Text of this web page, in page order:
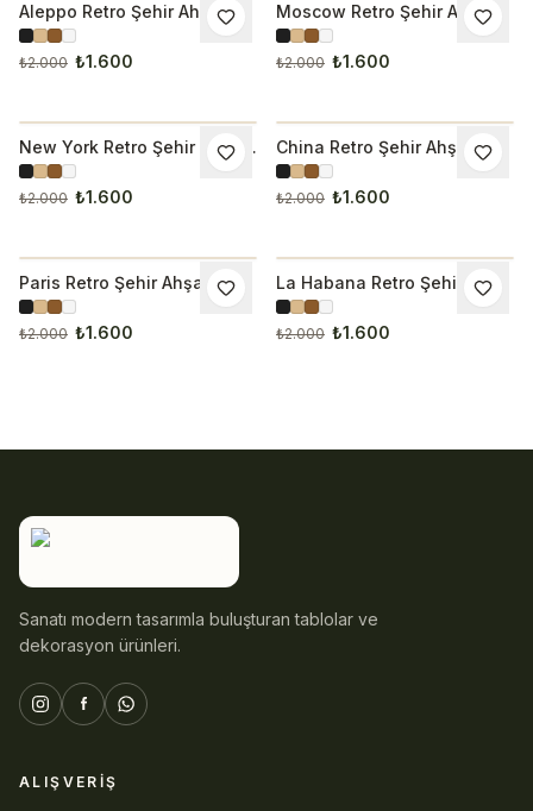
İNDIRIM
Aleppo Retro Şehir Ahşap
Çerçeveli Tablo
₺2.000 ₺1.600
İNDIRIM
Moscow Retro Şehir Ahşap
Çerçeveli Tablo
₺2.000 ₺1.600
İNDIRIM
New York Retro Şehir Ahşap
Çerçeveli Tablo 1043
₺2.000 ₺1.600
İNDIRIM
China Retro Şehir Ahşap
Çerçeveli Tablo 1044
₺2.000 ₺1.600
İNDIRIM
Paris Retro Şehir Ahşap
Çerçeveli Tablo 1045
₺2.000 ₺1.600
İNDIRIM
La Habana Retro Şehir
Ahşap Çerçeveli Tablo
₺2.000 ₺1.600
Sanatı modern tasarımla buluşturan tablolar ve
dekorasyon ürünleri.
ALIŞVERIŞ